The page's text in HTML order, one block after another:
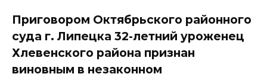
Приговором Октябрьского районного
суда г. Липецка 32-летний уроженец
Хлевенского района признан
виновным в незаконном